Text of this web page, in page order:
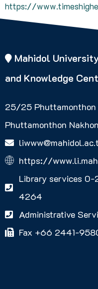
https://
Mahidol
and Knowledge
25/25 Phuttamonthon
Phuttamonthon
https://
Library services
4264
Administrative
Fax +66 2441-